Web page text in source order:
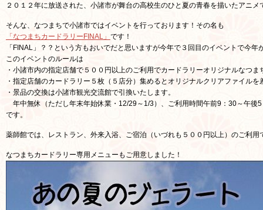
２０１２年に放送された、小諸市が舞台の高校生のひと夏の青春を描いたアニメ
そんな、なつまちで小諸市ではイベントを行っております！その名も
「なつまちカードラリーFINAL」 です！
「FINAL」？？という方もおいでだと思いますが今年で３回目のイベントで今年
このイベントのルールは
・小諸市内の指定店舗で５００円以上のご利用でカードラリーオリジナルなつ
・指定店舗のカードラリー５枚（５店分）集めるとオリジナルクリアファイルを
・景品の交換は小諸市観光交流館で引換いたします。
年中無休（ただし年末年始休業・12/29～1/3）、ご利用時間午前9：30～午後
です。
薬師館では、レストラン、外来入浴、ご宿泊（いづれも５００円以上）のご利
なつまちカードラリー専用メニューもご用意しました！